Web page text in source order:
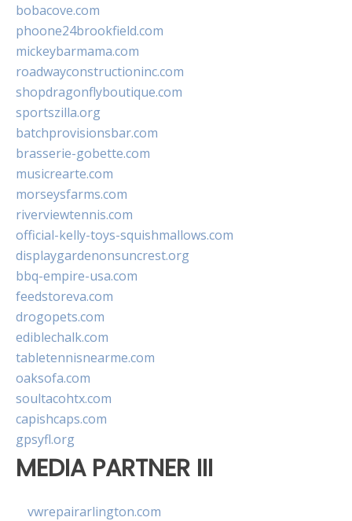
bobacove.com
phoone24brookfield.com
mickeybarmama.com
roadwayconstructioninc.com
shopdragonflyboutique.com
sportszilla.org
batchprovisionsbar.com
brasserie-gobette.com
musicrearte.com
morseysfarms.com
riverviewtennis.com
official-kelly-toys-squishmallows.com
displaygardenonsuncrest.org
bbq-empire-usa.com
feedstoreva.com
drogopets.com
ediblechalk.com
tabletennisnearme.com
oaksofa.com
soultacohtx.com
capishcaps.com
gpsyfl.org
MEDIA PARTNER III
vwrepairarlington.com